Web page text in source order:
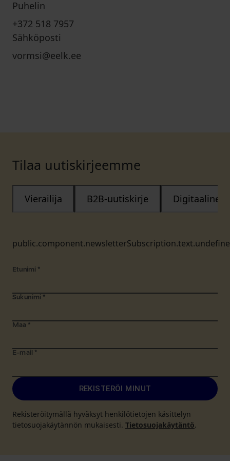
Puhelin
+372 518 7957
Sähköposti
vormsi@eelk.ee
Tilaa uutiskirjeemme
Vierailija B2B-uutiskirje Digitaalinen
Etunimi *
Sukunimi *
Maa *
E-mail *
REKISTERÖI MINUT
Rekisteröitymällä hyväksyt henkilötietojen käsittelyn
tietosuojakäytännön mukaisesti. Tietosuojakäytäntö.